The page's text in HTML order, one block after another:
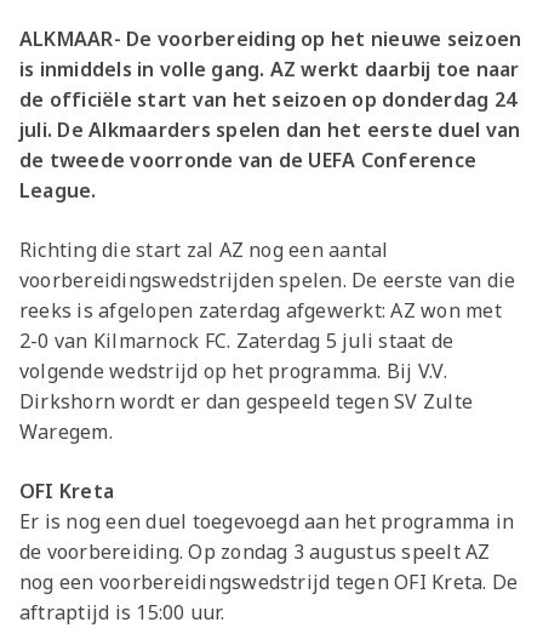
ALKMAAR- De voorbereiding op het nieuwe seizoen
is inmiddels in volle gang. AZ werkt daarbij toe naar
de officiële start van het seizoen op donderdag 24
juli. De Alkmaarders spelen dan het eerste duel van
de tweede voorronde van de UEFA Conference
League.
Richting die start zal AZ nog een aantal
voorbereidingswedstrijden spelen. De eerste van die
reeks is afgelopen zaterdag afgewerkt: AZ won met
2-0 van Kilmarnock FC. Zaterdag 5 juli staat de
volgende wedstrijd op het programma. Bij V.V.
Dirkshorn wordt er dan gespeeld tegen SV Zulte
Waregem.
OFI Kreta
Er is nog een duel toegevoegd aan het programma in
de voorbereiding. Op zondag 3 augustus speelt AZ
nog een voorbereidingswedstrijd tegen OFI Kreta. De
aftraptijd is 15:00 uur.